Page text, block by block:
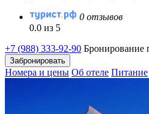
0 отзывов
0.0 из 5
+7 (988) 333-92-90 Бронирование
Забронировать
Номера и цены Об отеле Питание